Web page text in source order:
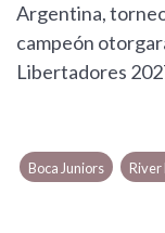
Argentina,
campeón
Libertadores
Boca Juniors River